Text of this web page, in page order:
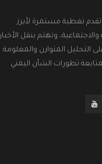
تقدم تغطية مستمرة لأبرز
وتهتم بنقل الأخبار
التحليل المتوازن والمعلومة
تطورات الشأن اليمني